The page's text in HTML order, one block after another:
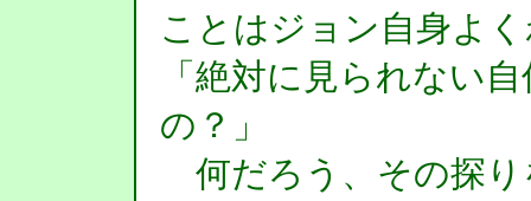
ことはジョン自身よ
「絶対に見られない
の？」
何だろう、その探